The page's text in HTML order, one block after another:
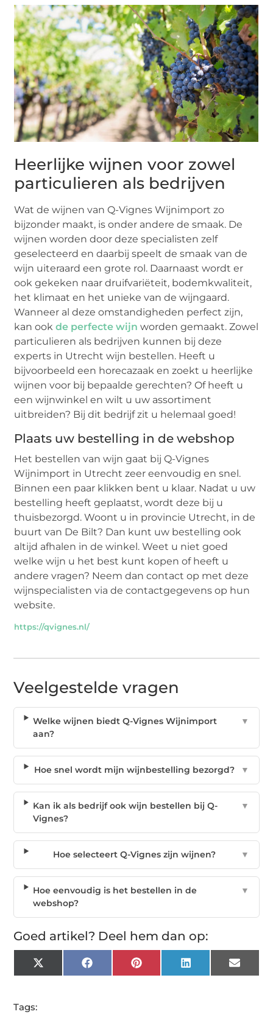
Heerlijke wijnen voor zowel
particulieren als bedrijven
Wat de wijnen van Q-Vignes Wijnimport zo
bijzonder maakt, is onder andere de smaak. De
wijnen worden door deze specialisten zelf
geselecteerd en daarbij speelt de smaak van de
wijn uiteraard een grote rol. Daarnaast wordt er
ook gekeken naar druifvariëteit, bodemkwaliteit,
het klimaat en het unieke van de wijngaard.
Wanneer al deze omstandigheden perfect zijn,
kan ookde perfecte wijn worden gemaakt. Zowel
particulieren als bedrijven kunnen bij deze
experts in Utrecht wijn bestellen. Heeft u
bijvoorbeeld een horecazaak en zoekt u heerlijke
wijnen voor bij bepaalde gerechten? Of heeft u
een wijnwinkel en wilt u uw assortiment
uitbreiden? Bij dit bedrijf zit u helemaal goed!
Plaats uw bestelling in de webshop
Het bestellen van wijn gaat bij Q-Vignes
Wijnimport in Utrecht zeer eenvoudig en snel.
Binnen een paar klikken bent u klaar. Nadat u uw
bestelling heeft geplaatst, wordt deze bij u
thuisbezorgd. Woont u in provincie Utrecht, in de
buurt van De Bilt? Dan kunt uw bestelling ook
altijd afhalen in de winkel. Weet u niet goed
welke wijn u het best kunt kopen of heeft u
andere vragen? Neem dan contact op met deze
wijnspecialisten via de contactgegevens op hun
website.
https://qvignes.nl/
Veelgestelde vragen
Welke wijnen biedt Q-Vignes Wijnimport
aan?
▼
Hoe snel wordt mijn wijnbestelling bezorgd? ▼
Kan ik als bedrijf ook wijn bestellen bij Q-
Vignes?
▼
Hoe selecteert Q-Vignes zijn wijnen? ▼
Hoe eenvoudig is het bestellen in de
webshop?
▼
Goed artikel? Deel hem dan op:
X
(Twitter)
Facebook Pinterest LinkedIn Email
Tags: